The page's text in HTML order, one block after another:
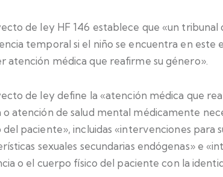
de ley HF 146 establece que «un tribunal
temporal si el niño se encuentra en este
atención médica que reafirme su género».
de ley define la «atención médica que
o atención de salud mental médicamente
paciente», incluidas «intervenciones para
sexuales secundarias endógenas» e
o el cuerpo físico del paciente con la